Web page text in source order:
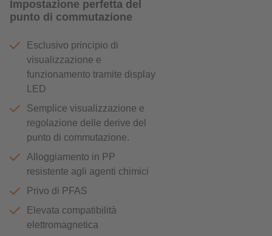
Impostazione perfetta del
punto di commutazione
Esclusivo principio di
visualizzazione e
funzionamento tramite display
LED
Semplice visualizzazione e
regolazione delle derive del
punto di commutazione.
Alloggiamento in PP
resistente agli agenti chimici
Privo di PFAS
Elevata compatibilità
elettromagnetica